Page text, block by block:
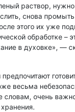
раствор,
снова
этого их уже
обработке –
в духовке», —
весьма
словам, очень